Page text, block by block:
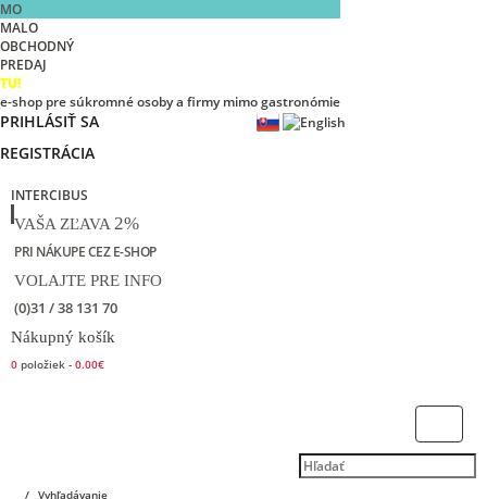
MO
MALO
OBCHODNÝ
PREDAJ
TU!
e-shop pre súkromné osoby a firmy mimo gastronómie
PRIHLÁSIŤ SA
REGISTRÁCIA
INTERCIBUS
VAŠA ZĽAVA 2%
PRI NÁKUPE CEZ E-SHOP
VOLAJTE PRE INFO
(0)31 / 38 131 70
Nákupný košík
0 položiek - 0.00€
Vyhľadávanie